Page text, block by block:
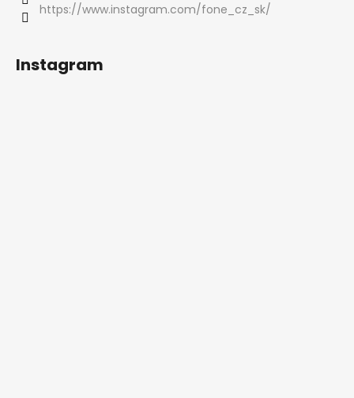
https://www.instagram.com/fone_cz_sk/
Instagram